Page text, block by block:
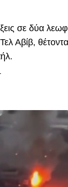
σε δύα
Αβίβ,